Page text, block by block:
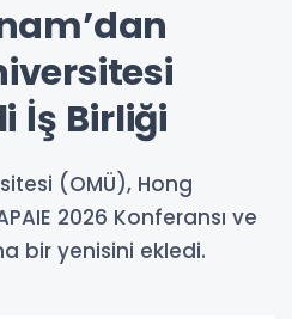
İş Birliği
(OMÜ), Hong
2026 Konferansı ve
bir yenisini ekledi.